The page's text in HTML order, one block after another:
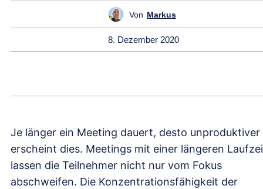
Von Markus
8. Dezember 2020
Je länger ein Meeting dauert, desto unproduktiver
erscheint dies. Meetings mit einer längeren
lassen die Teilnehmer nicht nur vom Fokus
abschweifen. Die Konzentrationsfähigkeit der